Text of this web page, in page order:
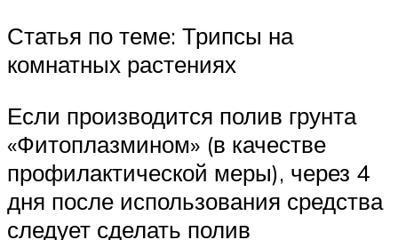
Статья по теме: Трипсы на
комнатных растениях
Если производится полив грунта
«Фитоплазмином» (в качестве
профилактической меры), через 4
дня после использования средства
следует сделать полив